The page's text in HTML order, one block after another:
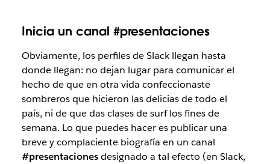
Inicia un canal #presentaciones
Obviamente, los perfiles de Slack llegan hasta
donde llegan: no dejan lugar para comunicar el
hecho de que en otra vida confeccionaste
sombreros que hicieron las delicias de todo el
país, ni de que das clases de surf los fines de
semana. Lo que puedes hacer es publicar una
breve y complaciente biografía en un canal
#presentacionesdesignado a tal efecto (en Slack,